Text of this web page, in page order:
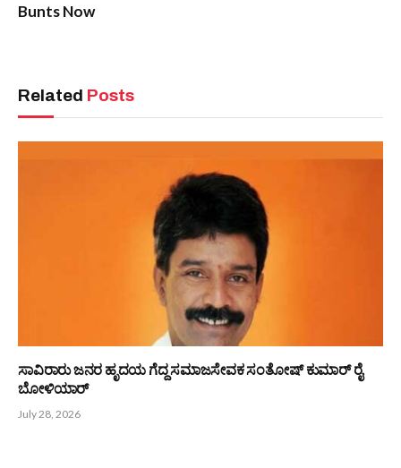
Bunts Now
Related Posts
ಸಾವಿರಾರು ಜನರ ಹೃದಯ ಗೆದ್ದ ಸಮಾಜಸೇವಕ ಸಂತೋಷ್ ಕುಮಾರ್ ರೈ
ಬೋಳಿಯಾರ್
July 28, 2026